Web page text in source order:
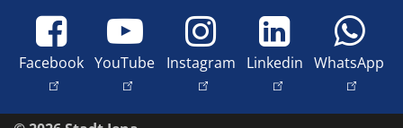
Facebook YouTube Instagram Linkedin WhatsApp